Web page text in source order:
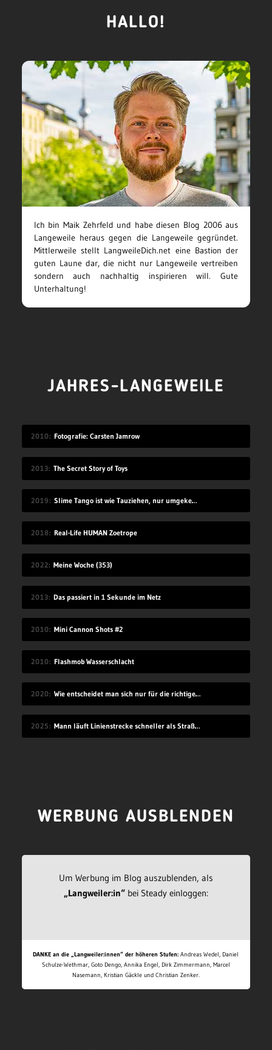
HALLO!
Ich bin Maik Zehrfeld und habe diesen Blog 2006 aus
Langeweile heraus gegen die Langeweile gegründet.
Mittlerweile stellt LangweileDich.net eine Bastion der
guten Laune dar, die nicht nur Langeweile vertreiben
sondern auch nachhaltig inspirieren will. Gute
Unterhaltung!
JAHRES-LANGEWEILE
2010 Fotografie: Carsten Jamrow
2013 The Secret Story of Toys
2019 Slime Tango ist wie Tauziehen, nur umgekehrt
2018 Real-Life HUMAN Zoetrope
2022 Meine Woche (353)
2013 Das passiert in 1 Sekunde im Netz
2010 Mini Cannon Shots #2
2010 Flashmob Wasserschlacht
2020 Wie entscheidet man sich nur für die richtige Idee?
2025 Mann läuft Linienstrecke schneller als Straßenbahn
WERBUNG AUSBLENDEN
Um Werbung im Blog auszublenden, als
„Langweiler:in“bei Steady einloggen:
DANKE an die „Langweiler:innen“ der höheren Stufen: Andreas Wedel, Daniel
Schulze-Wethmar, Goto Dengo, Annika Engel, Dirk Zimmermann, Marcel
Nasemann, Kristian Gäckle und Christian Zenker.